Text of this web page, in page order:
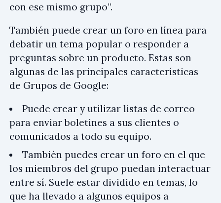
con ese mismo grupo”.
También puede crear un foro en línea para
debatir un tema popular o responder a
preguntas sobre un producto. Estas son
algunas de las principales características
de Grupos de Google:
Puede crear y utilizar listas de correo
para enviar boletines a sus clientes o
comunicados a todo su equipo.
También puedes crear un foro en el que
los miembros del grupo puedan interactuar
entre sí. Suele estar dividido en temas, lo
que ha llevado a algunos equipos a